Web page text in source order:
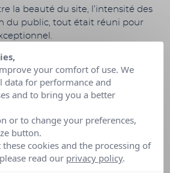
la beauté du site, l’intensité des
du public, tout était réuni pour
de rentrer… avec des images
souvenirs. Une
— sans doute l’une des plus
vie.
your comfort of use. We
data for performance and
and to bring you a better
or to change your preferences,
button.
cookies and the processing of
read our privacy policy.